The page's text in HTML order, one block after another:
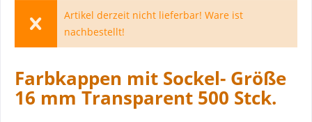
Artikel derzeit nicht lieferbar! Ware ist
nachbestellt!
Farbkappen mit Sockel- Größe
16 mm Transparent 500 Stck.